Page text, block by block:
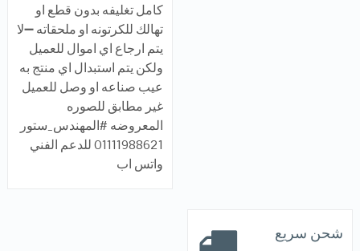
كامل تغليفه بدون قطع او
تهالك للكرتونه او ملحقاته ➖لا
يتم ارجاع اي اموال للعميل
ولكن يتم استبدال اي منتج به
عيب صناعه او وصل للعميل
غير مطابق للصوره
المعروضه #المهندس_ستور
01111988621 للدعم الفني
واتس اب
شحن سريع